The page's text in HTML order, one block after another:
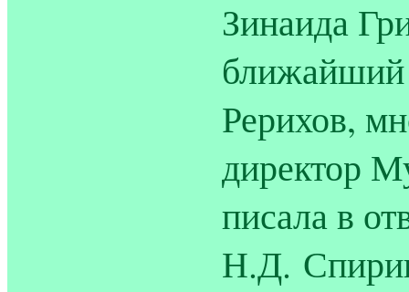
Зинаида
ближайший
Рерихов,
директор
писала в
Н.Д.